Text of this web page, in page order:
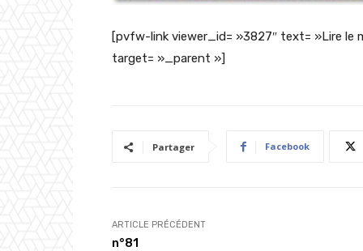
[pvfw-link viewer_id= »3827″ text= »Lire le
target= »_parent »]
Partager Facebook
ARTICLE PRÉCÉDENT
n°81